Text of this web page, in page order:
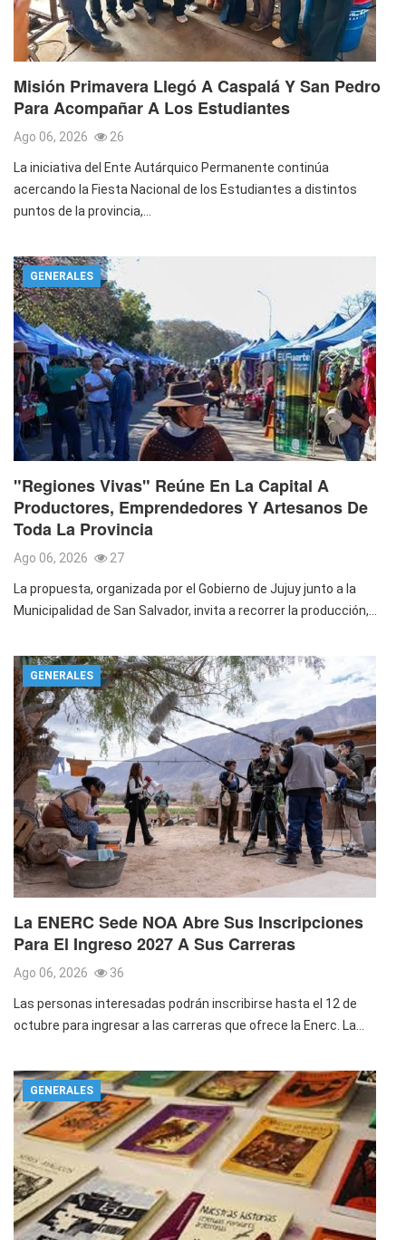
Misión Primavera Llegó A Caspalá Y San Pedro
Para Acompañar A Los Estudiantes
Ago 06, 2026 26
La iniciativa del Ente Autárquico Permanente continúa
acercando la Fiesta Nacional de los Estudiantes a distintos
puntos de la provincia,…
GENERALES
"Regiones Vivas" Reúne En La Capital A
Productores, Emprendedores Y Artesanos De
Toda La Provincia
Ago 06, 2026 27
La propuesta, organizada por el Gobierno de Jujuy junto a la
Municipalidad de San Salvador, invita a recorrer la producción,…
GENERALES
La ENERC Sede NOA Abre Sus Inscripciones
Para El Ingreso 2027 A Sus Carreras
Ago 06, 2026 36
Las personas interesadas podrán inscribirse hasta el 12 de
octubre para ingresar a las carreras que ofrece la Enerc. La…
GENERALES